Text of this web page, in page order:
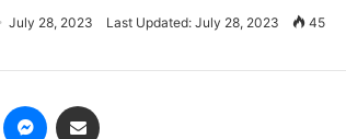
July 28, 2023 Last Updated: July 28, 2023 45